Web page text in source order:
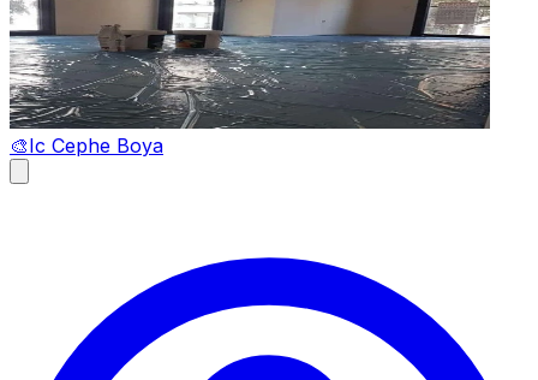
🎨Ic Cephe Boya